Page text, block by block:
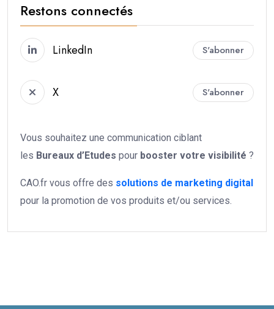
Restons connectés
LinkedIn S'abonner
X S'abonner
Vous souhaitez une communication ciblant
les Bureaux d’Etudes pour booster votre visibilité ?
CAO.fr vous offre des solutions de marketing digital
pour la promotion de vos produits et/ou services.